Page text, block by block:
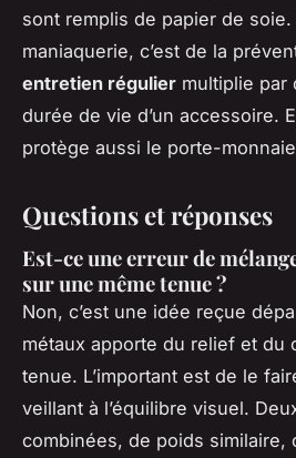
sont remplis de papier de soie.
maniaquerie, c’est de la
entretien régulier multiplie par
durée de vie d’un accessoire.
protège aussi le porte-
Questions et réponses
Est-ce une erreur de
sur une même tenue ?
Non, c’est une idée reçue
métaux apporte du relief et du
tenue. L’important est de le
veillant à l’équilibre visuel.
combinées, de poids similaire,